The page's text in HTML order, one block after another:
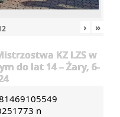
› »
KZ LZS w
do lat 14 – Żary, 6-
n